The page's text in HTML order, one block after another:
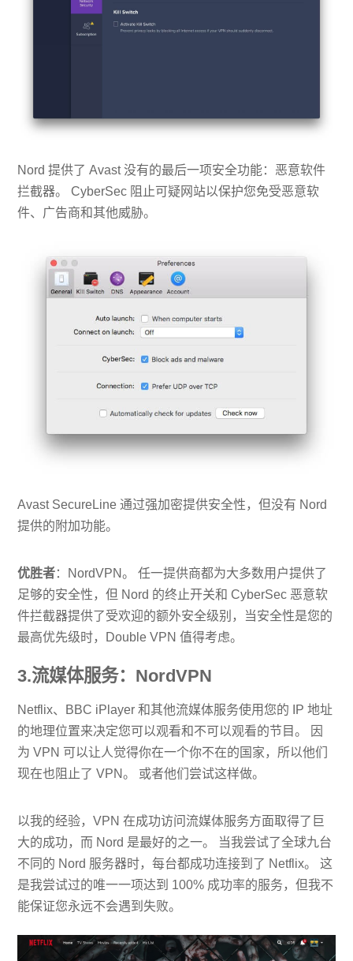
Nord 提供了 Avast 没有的最后一项安全功能：恶意软件
拦截器。 Cyber​​Sec 阻止可疑网站以保护您免受恶意软
件、广告商和其他威胁。
Avast SecureLine 通过强加密提供安全性，但没有 Nord
提供的附加功能。
优胜者：NordVPN。 任一提供商都为大多数用户提供了
足够的安全性，但 Nord 的终止开关和 Cyber​​Sec 恶意软
件拦截器提供了受欢迎的额外安全级别，当安全性是您的
最高优先级时，Double VPN 值得考虑。
3.流媒体服务：NordVPN
Netflix、BBC iPlayer 和其他流媒体服务使用您的 IP 地址
的地理位置来决定您可以观看和不可以观看的节目。 因
为 VPN 可以让人觉得你在一个你不在的国家，所以他们
现在也阻止了 VPN。 或者他们尝试这样做。
以我的经验，VPN 在成功访问流媒体服务方面取得了巨
大的成功，而 Nord 是最好的之一。 当我尝试了全球九台
不同的 Nord 服务器时，每台都成功连接到了 Netflix。 这
是我尝试过的唯一一项达到 100% 成功率的服务，但我不
能保证您永远不会遇到失败。